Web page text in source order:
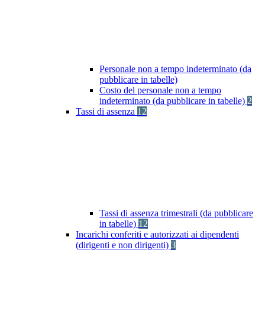
Personale non a tempo indeterminato (da
pubblicare in tabelle)
Costo del personale non a tempo
indeterminato (da pubblicare in tabelle) 2
Tassi di assenza 12
Tassi di assenza trimestrali (da pubblicare
in tabelle) 12
Incarichi conferiti e autorizzati ai dipendenti
(dirigenti e non dirigenti) 3